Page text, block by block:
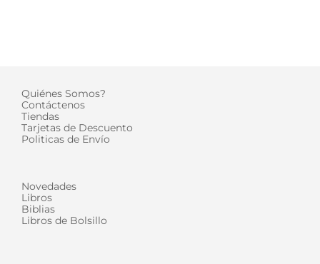
Quiénes Somos?
Contáctenos
Tiendas
Tarjetas de Descuento
Politicas de Envío
Novedades
Libros
Biblias
Libros de Bolsillo